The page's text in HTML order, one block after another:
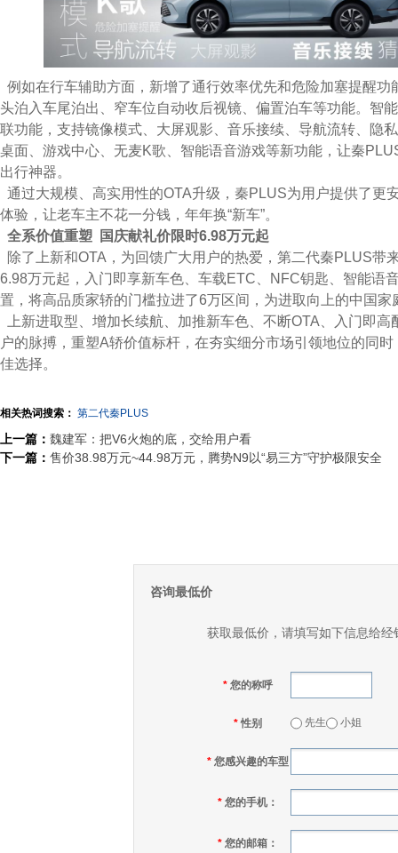
例如在行车辅助方面，新增了通行效率优先和危险加塞提醒功
头泊入车尾泊出、窄车位自动收后视镜、偏置泊车等功能。智
联功能，支持镜像模式、大屏观影、音乐接续、导航流转、隐
桌面、游戏中心、无麦K歌、智能语音游戏等新功能，让秦
出行神器。
通过大规模、高实用性的OTA升级，秦PLUS为用户提供了更
体验，让老车主不花一分钱，年年换“新车”。
全系价值重塑
国庆献礼价限时6.98万元起
除了上新和OTA，为回馈广大用户的热爱，第二代秦PLUS带
6.98万元起，入门即享新车色、车载ETC、NFC钥匙、智能语
置，将高品质家轿的门槛拉进了6万区间，为进取向上的中国家
上新进取型、增加长续航、加推新车色、不断OTA、入门即
户的脉搏，重塑A轿价值标杆，在夯实细分市场引领地位的同
佳选择。
相关热词搜索： 第二代秦PLUS
上一篇： 魏建军：把V6火炮的底，交给用户看
下一篇： 售价38.98万元~44.98万元，腾势N9以“易三方”守护极限安全
咨询最低价
获取最低价，请填写如下信息给
* 您的称呼
*性别 先生 小姐
* 您感兴趣的车型
* 您的手机：
* 您的邮箱：